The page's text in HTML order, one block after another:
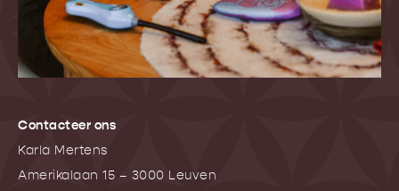
Contacteer ons
Karla Mertens
Amerikalaan 15 – 3000 Leuven